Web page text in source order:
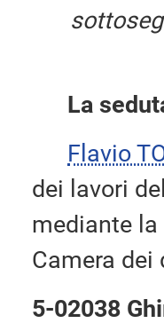
La
Flavio
dei lavori
mediante
Camera dei
5-02038